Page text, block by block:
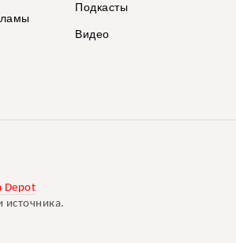
Подкасты
Видео
Depot
источника.